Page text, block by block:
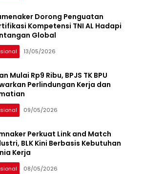
Dorong Penguatan
Kompetensi TNI AL Hadapi
Global
13/05/2026
Mulai Rp9 Ribu, BPJS TK BPU
Perlindungan Kerja dan
09/05/2026
Perkuat Link and Match
BLK Kini Berbasis Kebutuhan
Kerja
08/05/2026